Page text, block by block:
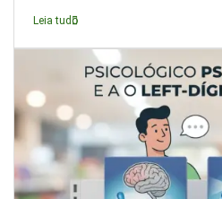
Leia tudo